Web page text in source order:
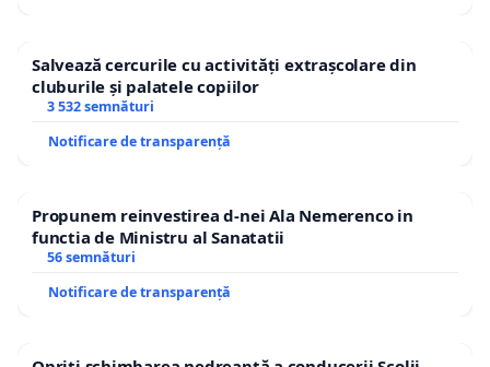
Salvează cercurile cu activități extrașcolare din
cluburile și palatele copiilor
3 532 semnături
Notificare de transparență
Propunem reinvestirea d-nei Ala Nemerenco in
functia de Ministru al Sanatatii
56 semnături
Notificare de transparență